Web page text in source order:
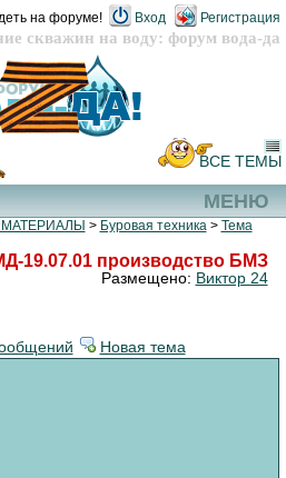
скважин на воду: форум вода-да
на форуме! Вход Регистрация
МЕНЮ
ВСЕ ТЕМЫ
> Буровая техника> Тема
19.07.01 производство БМЗ
Размещено: Виктор 24
Новая тема